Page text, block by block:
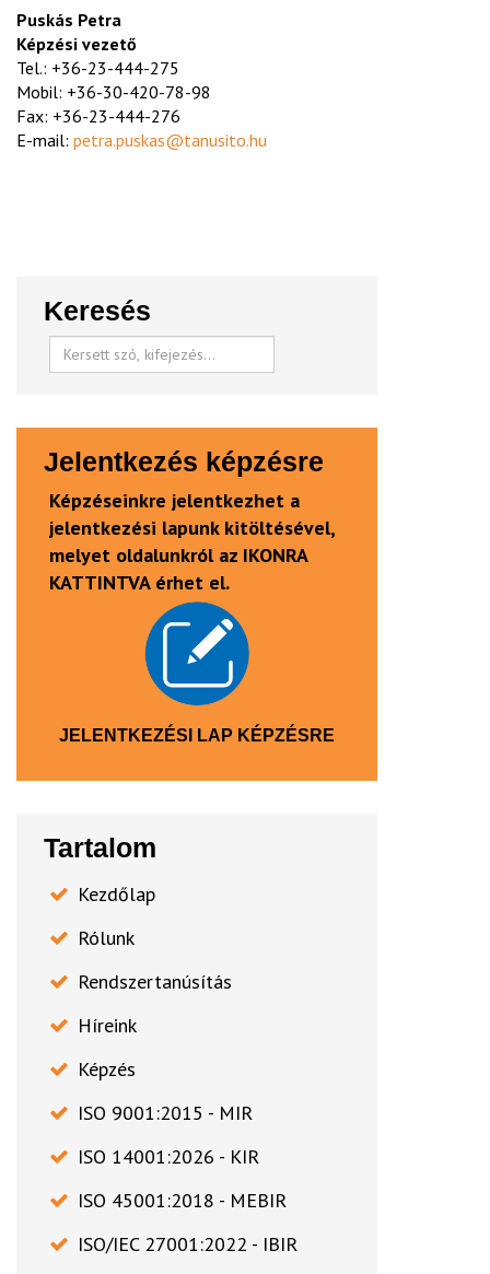
Puskás Petra
Képzési vezető
Tel.: +36-23-444-275
Mobil: +36-30-420-78-98
Fax: +36-23-444-276
E-mail: petra.puskas@tanusito.hu
Keresés
Jelentkezés képzésre
Képzéseinkre jelentkezhet a
jelentkezési lapunk kitöltésével,
melyet oldalunkról az IKONRA
KATTINTVA érhet el.
JELENTKEZÉSI LAP KÉPZÉSRE
Tartalom
Kezdőlap
Rólunk
Rendszertanúsítás
Híreink
Képzés
ISO 9001:2015 - MIR
ISO 14001:2026 - KIR
ISO 45001:2018 - MEBIR
ISO/IEC 27001:2022 - IBIR